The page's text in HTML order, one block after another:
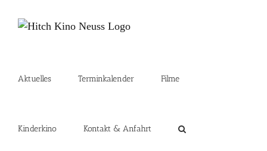
Inhalt
Aktuelles Terminkalender Filme
Kinderkino Kontakt & Anfahrt